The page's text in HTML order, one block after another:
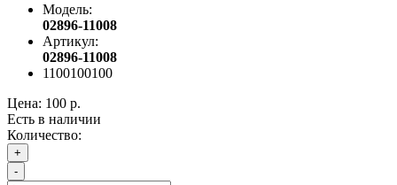
Модель:
02896-11008
Артикул:
02896-11008
1100100100
Цена: 100 р.
Есть в наличии
Количество:
+
-